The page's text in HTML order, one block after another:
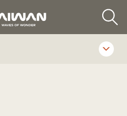
台旅会北京办事